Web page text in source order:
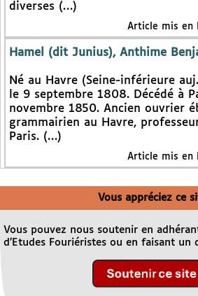
diverses (…)
Article mis en
Hamel (dit Junius), Anthime
Né au Havre (Seine-inférieure
le 9 septembre 1808. Décédé à
novembre 1850. Ancien ouvrier
grammairien au Havre,
Paris. (…)
Article mis en
Vous appréciez ce
Vous pouvez nous soutenir en
d’Etudes Fouriéristes ou en faisant un